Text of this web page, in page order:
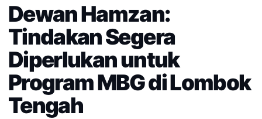
Dewan Hamzan:
Tindakan Segera
Diperlukan untuk
Program MBG di Lombok
Tengah